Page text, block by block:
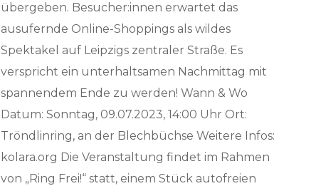
übergeben. Besucher:innen erwartet das
ausufernde Online-Shoppings als wildes
Spektakel auf Leipzigs zentraler Straße. Es
verspricht ein unterhaltsamen Nachmittag mit
spannendem Ende zu werden! Wann & Wo
Datum: Sonntag, 09.07.2023, 14:00 Uhr Ort:
Tröndlinring, an der Blechbüchse Weitere Infos:
kolara.org Die Veranstaltung findet im Rahmen
von „Ring Frei!“ statt, einem Stück autofreien